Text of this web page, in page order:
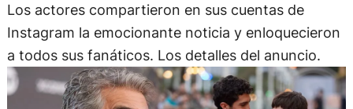
Los actores compartieron en sus cuentas de
Instagram la emocionante noticia y enloquecieron
a todos sus fanáticos. Los detalles del anuncio.